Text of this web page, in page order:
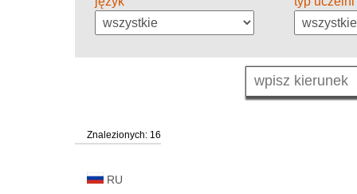
Znalezionych: 16
RU